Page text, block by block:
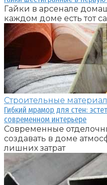
Гайки в арсенале
каждом доме есть тот
Строительные
Гибкий мрамор для стен:
современном интерьере
Современные
создавать в доме
лишних затрат